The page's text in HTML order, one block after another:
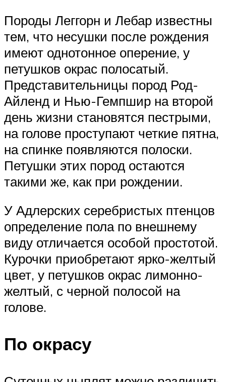
Породы Леггорн и Лебар известны
тем, что несушки после рождения
имеют однотонное оперение, у
петушков окрас полосатый.
Представительницы пород Род-
Айленд и Нью-Гемпшир на второй
день жизни становятся пестрыми,
на голове проступают четкие пятна,
на спинке появляются полоски.
Петушки этих пород остаются
такими же, как при рождении.
У Адлерских серебристых птенцов
определение пола по внешнему
виду отличается особой простотой.
Курочки приобретают ярко-желтый
цвет, у петушков окрас лимонно-
желтый, с черной полосой на
голове.
По окрасу